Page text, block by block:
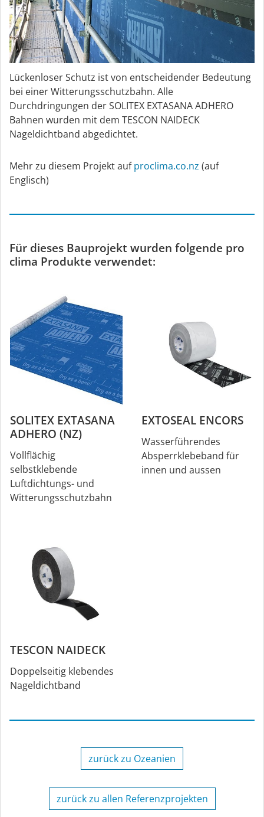
Lückenloser Schutz ist von entscheidender Bedeutung
bei einer Witterungsschutzbahn. Alle
Durchdringungen der SOLITEX EXTASANA ADHERO
Bahnen wurden mit dem TESCON NAIDECK
Nageldichtband abgedichtet.
Mehr zu diesem Projekt aufproclima.co.nz (auf
Englisch)
Für dieses Bauprojekt wurden folgende pro
clima Produkte verwendet:
SOLITEX EXTASANA
ADHERO (NZ)
Vollflächig
selbstklebende
Luftdichtungs- und
Witterungsschutzbahn
EXTOSEAL ENCORS
Wasserführendes
Absperrklebeband für
innen und aussen
TESCON NAIDECK
Doppelseitig klebendes
Nageldichtband
zurück zu Ozeanien
zurück zu allen Referenzprojekten